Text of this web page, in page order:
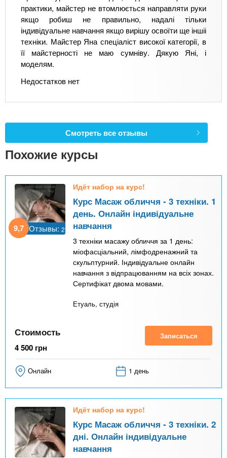
практики, майстер не втомлюється направляти руки
якщо робиш не правильно, надалі тільки
індивідуальне навчання якщо вирішу освоїти ще іншіі
техніки. Майстер Яна спеціаліст високої категорії, в
її майстерності не маю сумніву. Дякую Яні, і
моделям.
Недостатков нет
Смотреть все отзывы
Похожие курсы
9,7 Отзывы: 2
Идёт набор на курс!
Курс Масаж обличчя - 3 техніки. 1
день. Онлайн індивідуальне
навчання
3 техніки масажу обличчя за 1 день:
міофасціальний, лімфодренажний та
скульптурний. Індивідуальне онлайн
навчання з відпрацюванням на всіх зонах.
Сертифікат двома мовами.
Етуаль, студія
Стоимость
4 500 грн
Записаться
Онлайн 1 день
Идёт набор на курс!
Курс Масаж обличчя - 3 техніки. 2
дні. Онлайн індивідуальне
навчання